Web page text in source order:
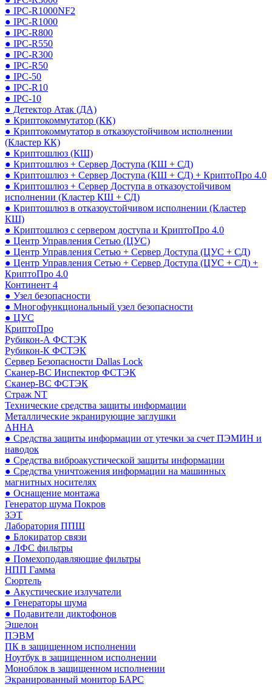
● IPC-R1000NF2
● IPC-R1000
● IPC-R800
● IPC-R550
● IPC-R300
● IPC-R50
● IPC-50
● IPC-R10
● IPC-10
● Детектор Атак (ДА)
● Криптокоммутатор (КК)
● Криптокоммутатор в отказоустойчивом исполнении
(Кластер КК)
● Криптошлюз (КШ)
● Криптошлюз + Сервер Доступа (КШ + СД)
● Криптошлюз + Сервер Доступа (КШ + СД) + КриптоПро 4.0
● Криптошлюз + Сервер Доступа в отказоустойчивом
исполнении (Кластер КШ + СД)
● Криптошлюз в отказоустойчивом исполнении (Кластер
КШ)
● Криптошлюз с сервером доступа и КриптоПро 4.0
● Центр Управления Сетью (ЦУС)
● Центр Управления Сетью + Сервер Доступа (ЦУС + СД)
● Центр Управления Сетью + Сервер Доступа (ЦУС + СД) +
КриптоПро 4.0
Континент 4
● Узел безопасности
● Многофункциональный узел безопасности
● ЦУС
КриптоПро
Рубикон-А ФСТЭК
Рубикон-К ФСТЭК
Сервер Безопасности Dallas Lock
Сканер-ВС Инспектор ФСТЭК
Сканер-ВС ФСТЭК
Страж NT
Технические средства защиты информации
Металлические экранирующие заглушки
АННА
● Средства защиты информации от утечки за счет ПЭМИН и
наводок
● Средства виброакустической защиты информации
● Средства уничтожения информации на машинных
магнитных носителях
● Оснащение монтажа
Генератор шума Покров
ЗЭТ
Лаборатория ППШ
● Блокиратор связи
● ЛФС фильтры
● Помехоподавляющие фильтры
НПП Гамма
Сюртель
● Акустические излучатели
● Генераторы шума
● Подавители диктофонов
Эшелон
ПЭВМ
ПК в защищенном исполнении
Ноутбук в защищенном исполнении
Моноблок в защищенном исполнении
Экранированный монитор БАРС